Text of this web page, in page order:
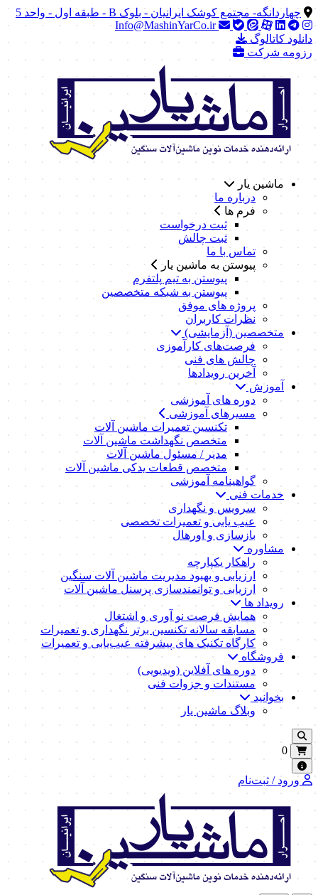
چهاردانگه- مجتمع کوشک ایرانیان - بلوک B - طبقه اول - واحد 5
Info@MashinYarCo.ir
دانلود کاتالوگ
رزومه شرکت
ماشین یار
درباره ما
فرم ها
ثبت درخواست
ثبت چالش
تماس با ما
پیوستن به ماشین یار
پیوستن به تیم پلتفرم
پیوستن به شبکه متخصصین
پروژه های موفق
نظرات کاربران
متخصصین (آزمایشی)
فرصت‌های کارآموزی
چالش های فنی
آخرین رویدادها
آموزش
دوره های آموزشی
مسیرهای آموزشی
تکنسین تعمیرات ماشین آلات
متخصص نگهداشت ماشین آلات
مدیر / مسئول ماشین آلات
متخصص قطعات یدکی ماشین آلات
گواهینامه آموزشی
خدمات فنی
سرویس و نگهداری
عیب یابی و تعمیرات تخصصی
بازسازی و اورهال
مشاوره
راهکار یکپارچه
ارزیابی و بهبود مدیریت ماشین آلات سنگین
ارزیابی و توانمندسازی پرسنل ماشین آلات
رویداد ها
همایش فرصت نو آوری و اشتغال
مسابقه سالانه تکنسین برتر نگهداری و تعمیرات
کارگاه تکنیک‌ های پیشرفته عیب‌یابی و تعمیرات
فروشگاه
دوره های آفلاین (ویدیویی)
مستندات و جزوات فنی
بخوانید
وبلاگ ماشین یار
0
ورود / ثبت‌نام